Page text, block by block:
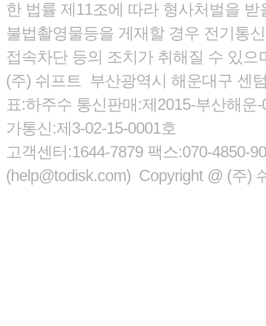
한 법률 제11조에 따라 형사처벌을 받
불법촬영물등을 게재할 경우 전기통
접속차단 등의 조치가 취해질 수 있으
(주) 쉬프트 부산광역시 해운대구 센
표:하주수 통신판매:제2015-부산해
가통신:제3-02-15-0001호
고객센터:1644-7879 팩스:070-4850-
(help@todisk.com) Copyright @ (주)